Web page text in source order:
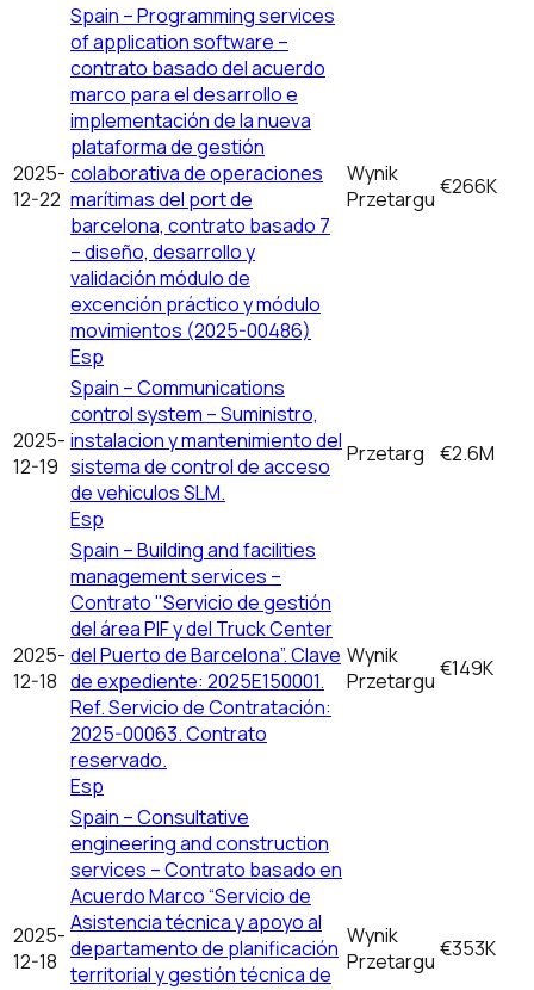
2025-
12-22
Spain – Programming services
of application software –
contrato basado del acuerdo
marco para el desarrollo e
implementación de la nueva
plataforma de gestión
colaborativa de operaciones
marítimas del port de
barcelona, contrato basado 7
– diseño, desarrollo y
validación módulo de
excención práctico y módulo
movimientos (2025-00486)
Esp
Wynik
Przetargu €266K
2025-
12-19
Spain – Communications
control system – Suministro,
instalacion y mantenimiento del
sistema de control de acceso
de vehiculos SLM.
Esp
Przetarg €2.6M
2025-
12-18
Spain – Building and facilities
management services –
Contrato "Servicio de gestión
del área PIF y del Truck Center
del Puerto de Barcelona”. Clave
de expediente: 2025E150001.
Ref. Servicio de Contratación:
2025-00063. Contrato
reservado.
Esp
Wynik
Przetargu €149K
2025-
12-18
Spain – Consultative
engineering and construction
services – Contrato basado en
Acuerdo Marco “Servicio de
Asistencia técnica y apoyo al
departamento de planificación
territorial y gestión técnica de
Wynik
Przetargu €353K